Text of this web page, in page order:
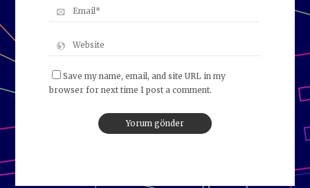
Save my name, email, and site URL in my
browser for next time I post a comment.